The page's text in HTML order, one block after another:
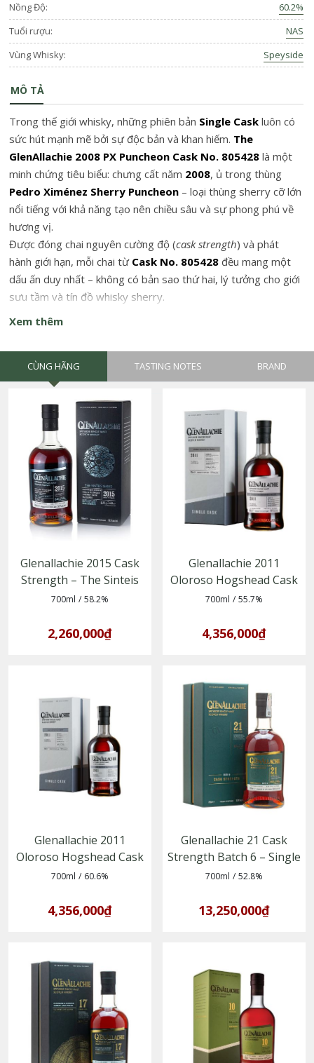
Nồng Độ:
60.2%
Tuổi rượu:
NAS
Vùng Whisky:
Speyside
MÔ TẢ
Trong thế giới whisky, những phiên bản Single Cask luôn có
sức hút mạnh mẽ bởi sự độc bản và khan hiếm. The
GlenAllachie 2008 PX Puncheon Cask No. 805428 là một
minh chứng tiêu biểu: chưng cất năm 2008, ủ trong thùng
Pedro Ximénez Sherry Puncheon – loại thùng sherry cỡ lớn
nổi tiếng với khả năng tạo nên chiều sâu và sự phong phú về
hương vị.
Được đóng chai nguyên cường độ (cask strength) và phát
hành giới hạn, mỗi chai từ Cask No. 805428 đều mang một
dấu ấn duy nhất – không có bản sao thứ hai, lý tưởng cho giới
sưu tầm và tín đồ whisky sherry.
Xem thêm
CÙNG HÃNG TASTING NOTES BRAND
Glenallachie 2015 Cask
Strength – The Sinteis
Series (Part II) – Single
Speyside
700ml / 58.2%
2,260,000₫
Glenallachie 2011
Oloroso Hogshead Cask
No. 1929 – Single Malt
700ml / 55.7%
4,356,000₫
Glenallachie 2011
Oloroso Hogshead Cask
No. 1950 – Single Malt
700ml / 60.6%
4,356,000₫
Glenallachie 21 Cask
Strength Batch 6 – Single
Malt Whisky vùng
700ml / 52.8%
13,250,000₫